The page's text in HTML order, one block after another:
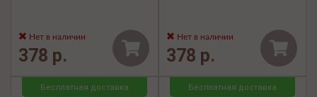
Нет в наличии
378 р.
Нет в наличии
378 р.
Бесплатная доставка Бесплатная доставка